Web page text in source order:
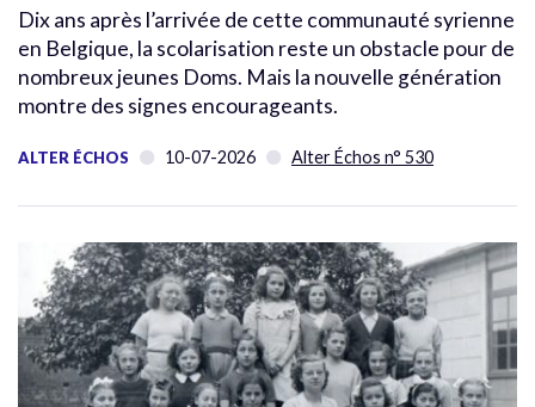
Dix ans après l’arrivée de cette communauté syrienne
en Belgique, la scolarisation reste un obstacle pour de
nombreux jeunes Doms. Mais la nouvelle génération
montre des signes encourageants.
ALTER ÉCHOS 10-07-2026 Alter Échos n° 530